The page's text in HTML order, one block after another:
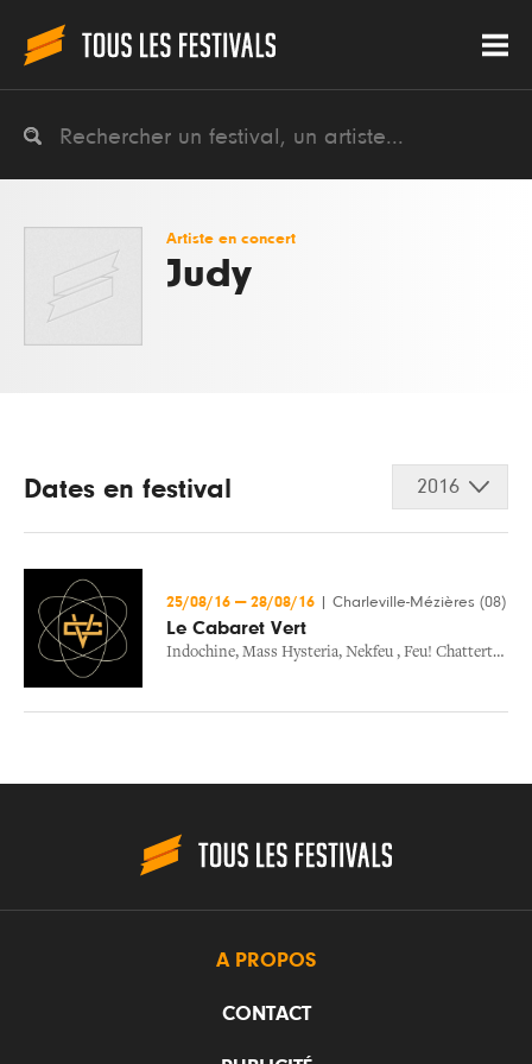
Artiste en concert
Judy
Dates en festival 2016
25/08/16 — 28/08/16 Charleville-Mézières (08)
Le Cabaret Vert
Indochine, Mass Hysteria, Nekfeu , Feu! Chatterton
A PROPOS
CONTACT